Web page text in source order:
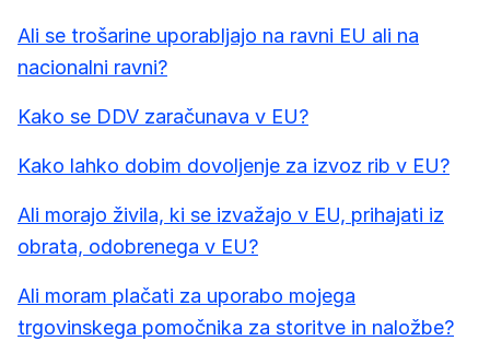
Ali se trošarine uporabljajo na ravni EU ali na
nacionalni ravni?
Kako se DDV zaračunava v EU?
Kako lahko dobim dovoljenje za izvoz rib v EU?
Ali morajo živila, ki se izvažajo v EU, prihajati iz
obrata, odobrenega v EU?
Ali moram plačati za uporabo mojega
trgovinskega pomočnika za storitve in naložbe?